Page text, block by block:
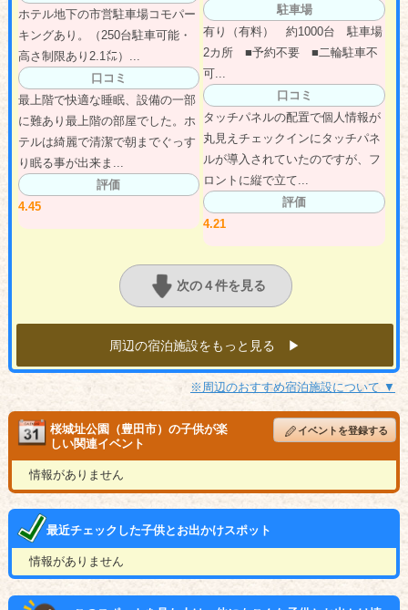
ホテル地下の市営駐車場コモパー
キングあり。（250台駐車可能・
高さ制限あり2.1㍍）...
口コミ
最上階で快適な睡眠、設備の一部
に難あり最上階の部屋でした。ホ
テルは綺麗で清潔で朝までぐっす
り眠る事が出来ま...
評価
4.45
駐車場
有り（有料） 約1000台 駐車場
2カ所 ■予約不要 ■二輪駐車不
可...
口コミ
タッチパネルの配置で個人情報が
丸見えチェックインにタッチパネ
ルが導入されていたのですが、フ
ロントに縦で立て...
評価
4.21
次の４件を見る
周辺の宿泊施設をもっと見る ▶︎
※周辺のおすすめ宿泊施設について ▼
桜城址公園（豊田市）の子供が楽
しい関連イベント
イベントを登録する
情報がありません
最近チェックした子供とお出かけスポット
情報がありません